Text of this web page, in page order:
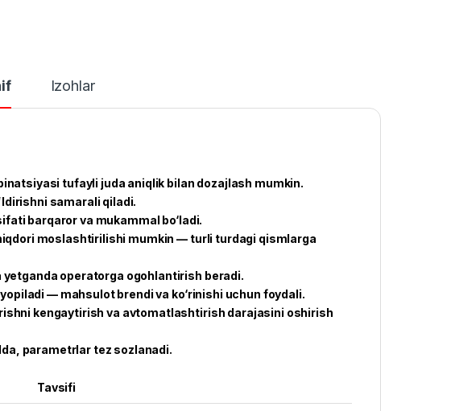
Izohlar
tufayli juda aniqlik bilan dozajlash mumkin.
samarali qiladi.
barqaror va mukammal bo‘ladi.
moslashtirilishi mumkin — turli turdagi qismlarga
operatorga ogohlantirish beradi.
— mahsulot brendi va ko‘rinishi uchun foydali.
kengaytirish va avtomatlashtirish darajasini oshirish
parametrlar tez sozlanadi.
Tavsifi